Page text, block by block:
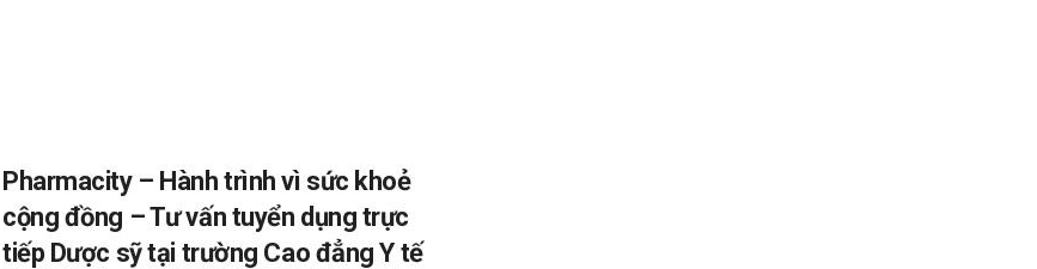
Pharmacity – Hành trình vì sức khoẻ
cộng đồng – Tư vấn tuyển dụng trực
tiếp Dược sỹ tại trường Cao đẳng Y tế